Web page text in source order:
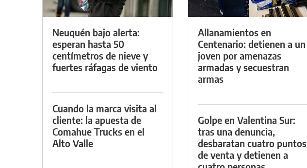
Neuquén bajo alerta:
esperan hasta 50
centímetros de nieve y
fuertes ráfagas de viento
Cuando la marca visita al
cliente: la apuesta de
Comahue Trucks en el
Alto Valle
Allanamientos en
Centenario: detienen a un
joven por amenazas
armadas y secuestran
armas
Golpe en Valentina Sur:
tras una denuncia,
desbaratan cuatro puntos
de venta y detienen a